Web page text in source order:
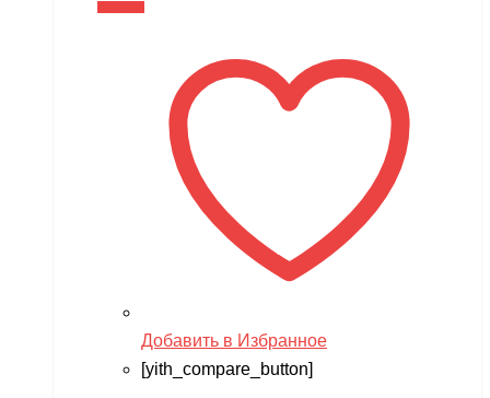
Добавить в Избранное
[yith_compare_button]